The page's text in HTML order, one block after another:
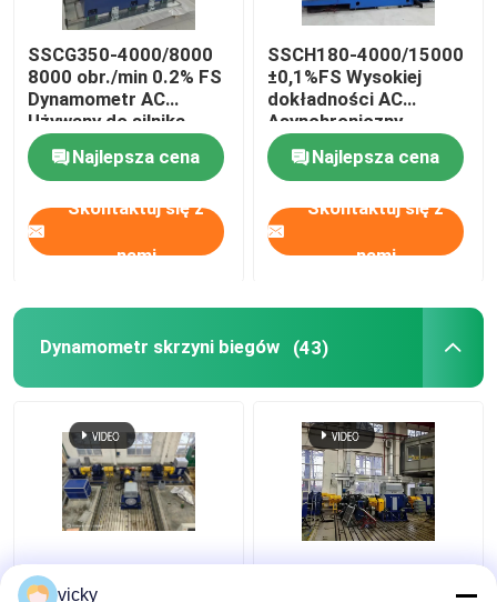
SSCG350-4000/8000
8000 obr./min 0.2% FS
Dynamometr AC
Używany do silnika
samochodowego o
dużej prędkości
Najlepsza cena
Skontaktuj się z
nami
SSCH180-4000/15000
±0,1%FS Wysokiej
dokładności AC
Asynchroniczny
Nowoenergetyczny
Silnik Elektryczny
Dynamometer Test
Bench
Najlepsza cena
Skontaktuj się z
nami
Dynamometr skrzyni biegów (43)
Seelong Intelligent
Technology
vicky